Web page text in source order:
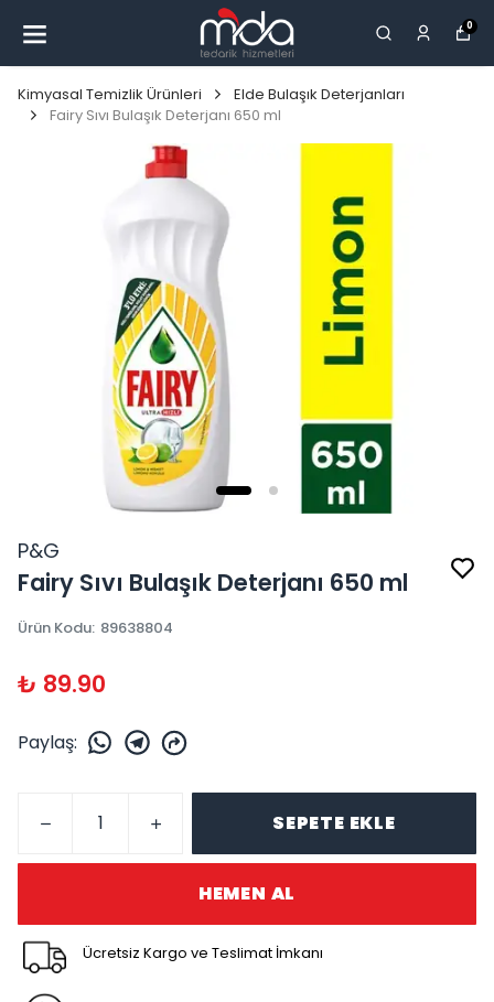
0
Kimyasal Temizlik Ürünleri
Elde Bulaşık Deterjanları
Fairy Sıvı Bulaşık Deterjanı 650 ml
P&G
Fairy Sıvı Bulaşık Deterjanı 650 ml
Ürün Kodu: 89638804
₺ 89.90
Paylaş:
SEPETE EKLE
HEMEN AL
Ücretsiz Kargo ve Teslimat İmkanı